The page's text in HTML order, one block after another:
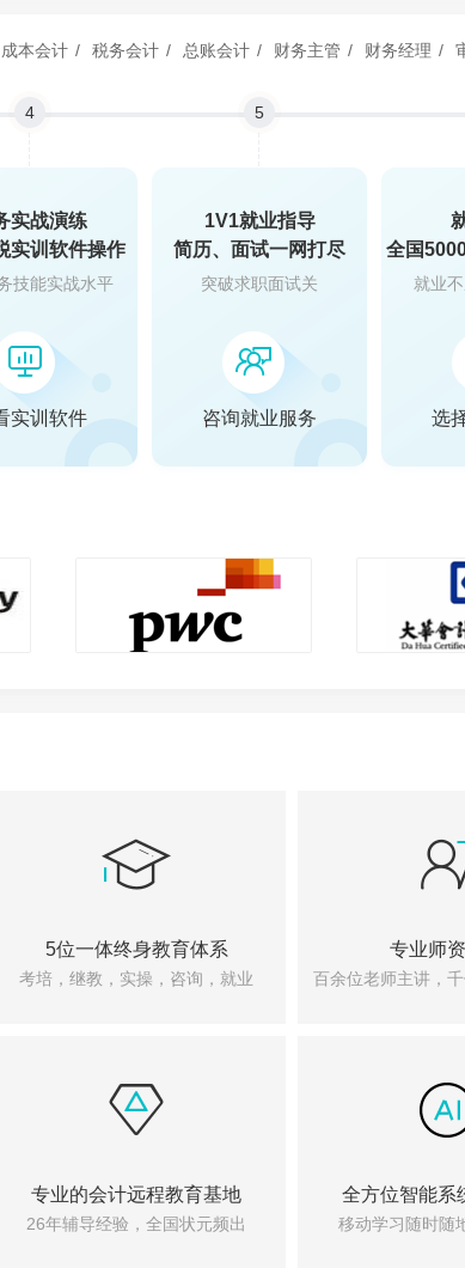
成本会计 / 税务会计 / 总账会计 / 财务主管 / 财务经理 /
4
实战演练
实训软件操作
技能实战水平
实训软件
5
1V1就业指导
简历、面试一网打尽
突破求职面试关
咨询就业服务
全国
就业
选
5位一体终身教育体系
考培，继教，实操，咨询，就业
专业师
百余位老师主讲，
专业的会计远程教育基地
26年辅导经验，全国状元频出
全方位智能系
移动学习随时随